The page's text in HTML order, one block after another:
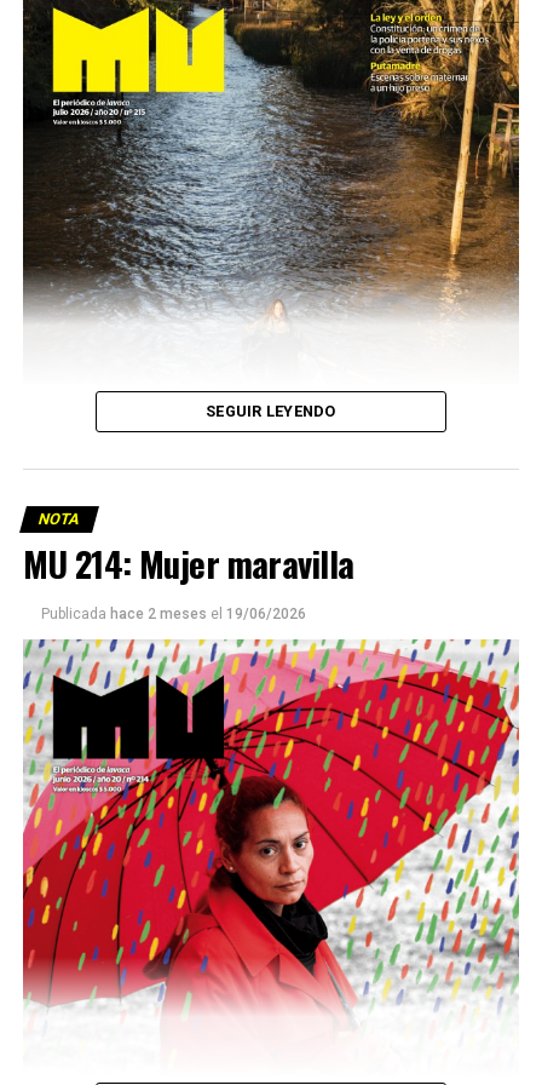
Este número 215 de MU ☝️viene con doble tapa, que
podría ser una frase:
Sin chamuyo, a remarla.
Descargar la Mu en PDF
SEGUIR LEYENDO
NOTA
MU 214: Mujer maravilla
Publicada hace 2 meses el 19/06/2026